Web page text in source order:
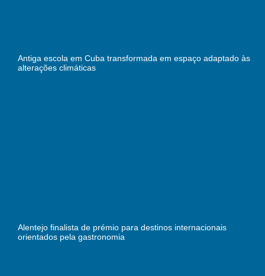
Antiga escola em Cuba transformada em espaço adaptado às
alterações climáticas
Alentejo finalista de prémio para destinos internacionais
orientados pela gastronomia